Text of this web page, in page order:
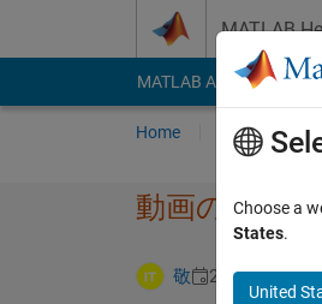
MATLAB
MATLAB Answers
Home Ask
動画の３次
敬 22 Aug 2023
Choose a
States.
United